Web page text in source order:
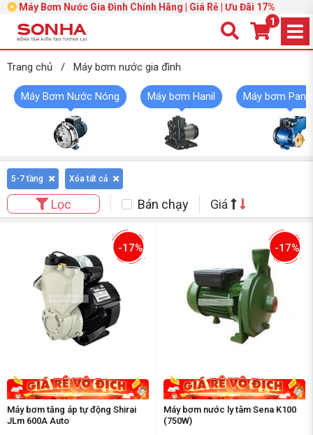
Máy Bơm Nước Gia Đình Chính Hãng | Giá Rẻ | Ưu Đãi 17%
1
Trang chủ / Máy bơm nước gia đình
Máy Bơm Nước Nóng Máy bơm Hanil Máy bơm
5-7 tầng Xóa tất cả
Lọc Bán chạy Giá
-17%
Máy bơm tăng áp tự động Shirai
JLm 600A Auto
-17%
Máy bơm nước ly tâm Sena K100
(750W)